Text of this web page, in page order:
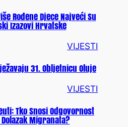
Rođene Djece Najveći Su
Izazovi Hrvatske
VIJESTI
31. Obljetnicu Oluje
VIJESTI
Tko Snosi Odgovornost
Migranata?